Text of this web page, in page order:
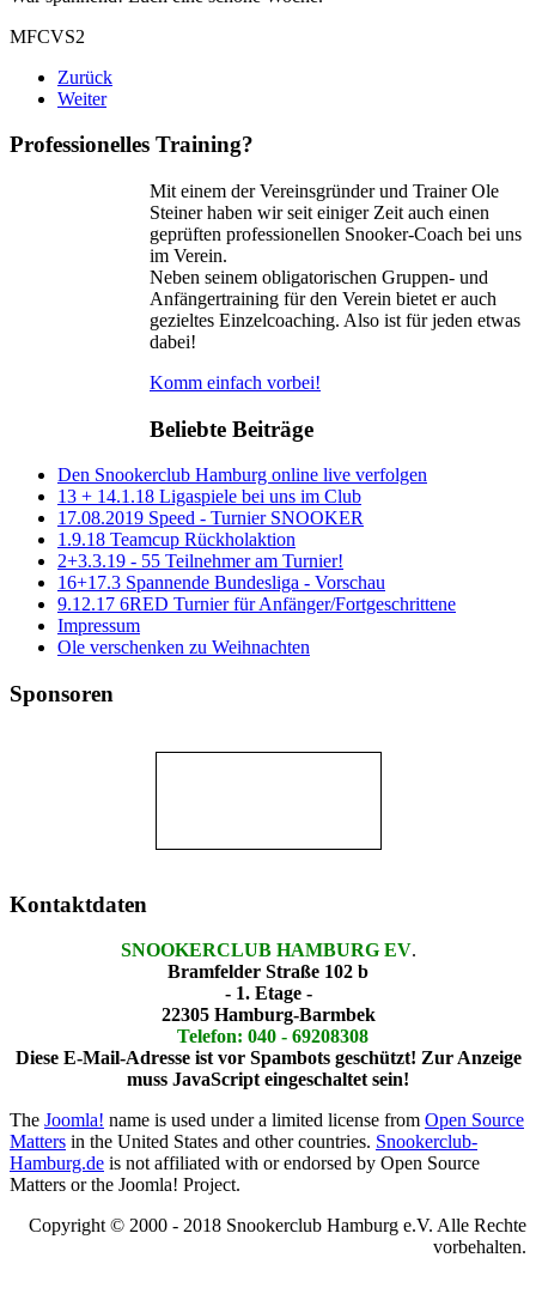
MFCVS2
Zurück
Weiter
Professionelles Training?
Mit einem der Vereinsgründer und Trainer Ole
Steiner haben wir seit einiger Zeit auch einen
geprüften professionellen Snooker-Coach bei uns
im Verein.
Neben seinem obligatorischen Gruppen- und
Anfängertraining für den Verein bietet er auch
gezieltes Einzelcoaching. Also ist für jeden etwas
dabei!
Komm einfach vorbei!
Beliebte Beiträge
Den Snookerclub Hamburg online live verfolgen
13 + 14.1.18 Ligaspiele bei uns im Club
17.08.2019 Speed - Turnier SNOOKER
1.9.18 Teamcup Rückholaktion
2+3.3.19 - 55 Teilnehmer am Turnier!
16+17.3 Spannende Bundesliga - Vorschau
9.12.17 6RED Turnier für Anfänger/Fortgeschrittene
Impressum
Ole verschenken zu Weihnachten
Sponsoren
Kontaktdaten
SNOOKERCLUB HAMBURG EV.
Bramfelder Straße 102 b
- 1. Etage -
22305 Hamburg-Barmbek
Telefon: 040 - 69208308
Diese E-Mail-Adresse ist vor Spambots geschützt! Zur Anzeige
muss JavaScript eingeschaltet sein!
The Joomla! name is used under a limited license from Open Source
Matters in the United States and other countries. Snookerclub-
Hamburg.de is not affiliated with or endorsed by Open Source
Matters or the Joomla! Project.
Copyright © 2000 - 2018 Snookerclub Hamburg e.V. Alle Rechte
vorbehalten.